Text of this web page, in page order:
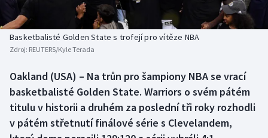
Basketbal
Biatlon
Box
Curling
Historické návraty
Aplikace ČT sport
Basketbalisté Golden State s trofejí pro vítěze NBA
Zdroj: REUTERS/Kyle Terada
Oakland (USA) – Na trůn pro šampiony NBA se vrací
basketbalisté Golden State. Warriors o svém pátém
titulu v historii a druhém za poslední tři roky rozhodli
v pátém střetnutí finálové série s Clevelandem,